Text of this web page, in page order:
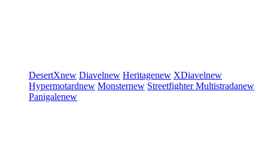
DesertXnew Diavelnew Heritagenew XDiavelnew
Hypermotardnew Monsternew StreetfighterMultistradanew
Panigalenew